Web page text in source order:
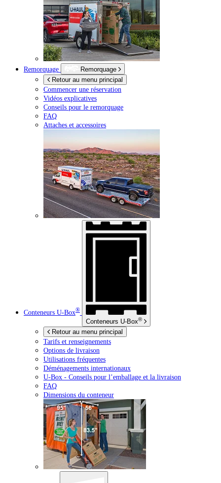
Remorquage
Remorquage
Retour au menu principal
Commencer une réservation
Vidéos explicatives
Conseils pour le remorquage
FAQ
Attaches et accessoires
Conteneurs U-Box®
Conteneurs U-Box®
Retour au menu principal
Tarifs et renseignements
Options de livraison
Utilisations fréquentes
Déménagements internationaux
U-Box - Conseils pour l’emballage et la livraison
FAQ
Dimensions du conteneur